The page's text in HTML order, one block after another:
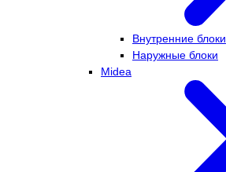
Внутренние блоки
Наружные блоки
Midea